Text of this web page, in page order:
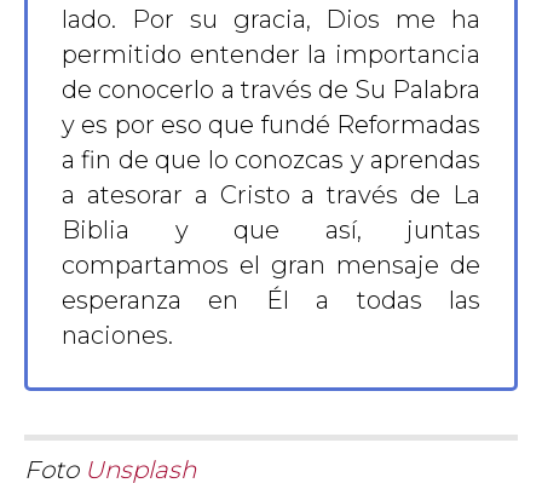
lado. Por su gracia, Dios me ha
permitido entender la importancia
de conocerlo a través de Su Palabra
y es por eso que fundé Reformadas
a fin de que lo conozcas y aprendas
a atesorar a Cristo a través de La
Biblia y que así, juntas
compartamos el gran mensaje de
esperanza en Él a todas las
naciones.
Foto Unsplash